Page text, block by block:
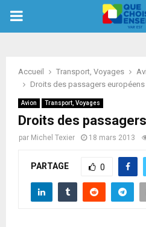
PRIMARY
Accueil Transport, Voyages
Droits des passagers européens
Avion Transport, Voyages
Droits des
par Michel Texier 18 mars 2013
PARTAGE 0